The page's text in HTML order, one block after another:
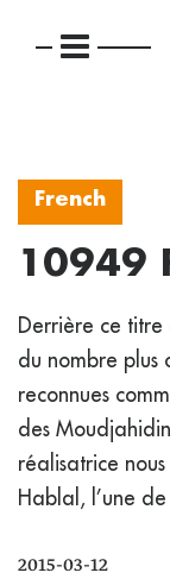
French
10949
Derrière ce
du nombre plus
reconnues
des
réalisatrice
Hablal, l’une
2015-03-12